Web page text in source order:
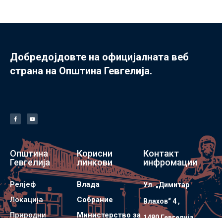
Добредојдовте на официјалната веб
страна на Општина Гевгелија.
Општина
Гевгелија
Релјеф
Локација
Природни
Корисни
линкови
Влада
Собрание
Министерство за
Контакт
инфромации
Ул. „Димитар
Влахов“ 4 ,